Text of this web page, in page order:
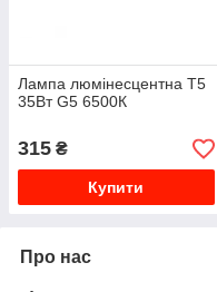
Лампа люмінесцентна T5
35Вт G5 6500К
315 ₴
Купити
Про нас